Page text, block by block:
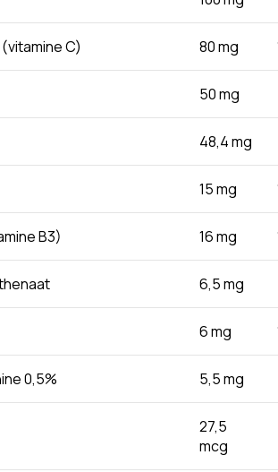
C) 80 mg
50 mg
48,4 mg
15 mg
B3) 16 mg
6,5 mg
6 mg
0,5% 5,5 mg
27,5
mcg